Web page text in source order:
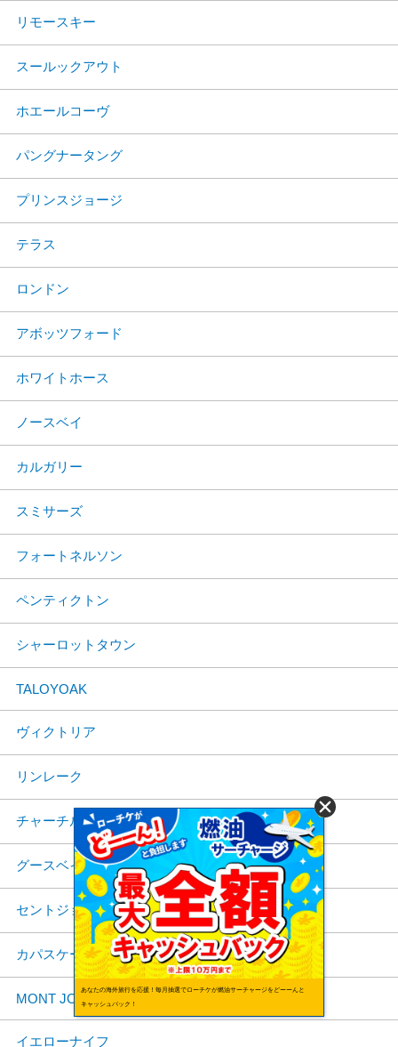
リモースキー
スールックアウト
ホエールコーヴ
パングナータング
プリンスジョージ
テラス
ロンドン
アボッツフォード
ホワイトホース
ノースベイ
カルガリー
スミサーズ
フォートネルソン
ペンティクトン
シャーロットタウン
TALOYOAK
ヴィクトリア
リンレーク
チャーチル
グースベイ
セントジョーンズ
カパスケーシング
MONT JOLI
イエローナイフ
あなたの海外旅行を応援！毎月抽選でローチケが燃油サーチャージをどーーんと
キャッシュバック！